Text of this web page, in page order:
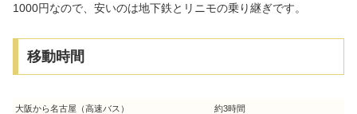
1000円なので、安いのは地下鉄とリニモの乗り継ぎです。
移動時間
大阪から名古屋（高速バス） 約3時間